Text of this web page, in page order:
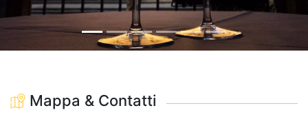
Mappa & Contatti